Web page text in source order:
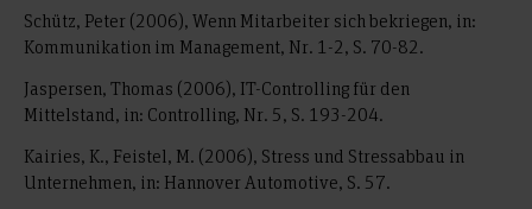
Schütz, Peter (2006), Wenn Mitarbeiter sich bekriegen, in:
Kommunikation im Management, Nr. 1-2, S. 70-82.
Jaspersen, Thomas (2006), IT-Controlling für den
Mittelstand, in: Controlling, Nr. 5, S. 193-204.
Kairies, K., Feistel, M. (2006), Stress und Stressabbau in
Unternehmen, in: Hannover Automotive, S. 57.